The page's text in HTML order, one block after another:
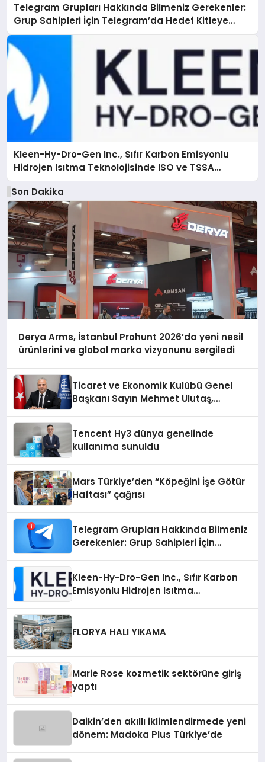
Telegram Grupları Hakkında Bilmeniz Gerekenler:
Grup Sahipleri İçin Telegram’da Hedef Kitleye
Ulaşma
Kleen-Hy-Dro-Gen Inc., Sıfır Karbon Emisyonlu
Hidrojen Isıtma Teknolojisinde ISO ve TSSA
Düzenleyici Onaylarını Aldı
Son Dakika
Derya Arms, İstanbul Prohunt 2026’da yeni nesil
ürünlerini ve global marka vizyonunu sergiledi
Ticaret ve Ekonomik Kulübü Genel
Başkanı Sayın Mehmet Ulutaş,
Tencent Hy3 dünya genelinde
kullanıma sunuldu
Mars Türkiye’den “Köpeğini İşe Götür
Haftası” çağrısı
Telegram Grupları Hakkında Bilmeniz
Gerekenler: Grup Sahipleri İçin
Kleen-Hy-Dro-Gen Inc., Sıfır Karbon
Emisyonlu Hidrojen Isıtma
FLORYA HALI YIKAMA
Marie Rose kozmetik sektörüne giriş
yaptı
Daikin’den akıllı iklimlendirmede yeni
dönem: Madoka Plus Türkiye’de